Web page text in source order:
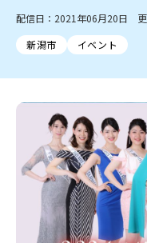
佐渡
新潟市中央区 新潟市
新潟市南区
新潟市江
村上・関川
新発田・
三条・加茂・田上
五
長岡・見附
小千谷
柏崎・刈羽・出雲崎
新潟市・開店
新潟市
長岡市・閉店
上越市
ラーメン・開店
ラー
スイーツ
ご当地グルメ 食べ歩き
カフェ
居酒屋・バー
パン・ベーカリー
旨辛・激辛
定食・町
日本酒・新潟清酒
ケーキ・パフェ
ビア
スポーツ
セミナー・講演会 子
住宅展示場
完成見学会
習い事・塾 アパレル
観光スポット
温泉・
リラクゼーション・整体
病院・クリニック
イ
ビルボードプレイスBP
リバーサイド千秋
パ
セツコママ ランキン
開店まとめ
閉店まとめ
ファッション
新車・中古車・カー用品
冠婚葬祭
習い事・塾
官公庁・自治体
新潟
上越・妙高・糸魚川 チ
火曜セール
オープン
周年祭・感謝祭セール
配信日：2021年06月20日
新潟市
イベント